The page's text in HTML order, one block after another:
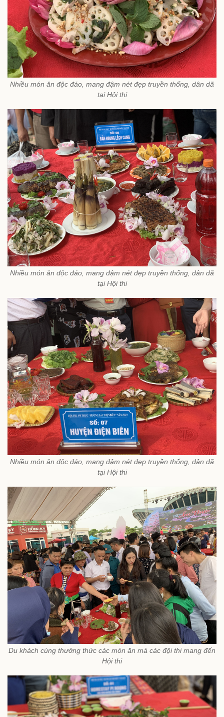
Nhiều món ăn độc đáo, mang đậm nét đẹp truyền thống, dân dã
tại Hội thi
Nhiều món ăn độc đáo, mang đậm nét đẹp truyền thống, dân dã
tại Hội thi
Nhiều món ăn độc đáo, mang đậm nét đẹp truyền thống, dân dã
tại Hội thi
Du khách cùng thưởng thức các món ăn mà các đội thi mang đến
Hội thi